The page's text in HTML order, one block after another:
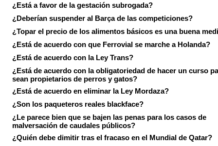
¿Está a favor de la gestación subrogada?
¿Deberían suspender al Barça de las competiciones?
¿Topar el precio de los alimentos básicos es una buena
¿Está de acuerdo con que Ferrovial se marche a Holanda?
¿Está de acuerdo con la Ley Trans?
¿Está de acuerdo con la obligatoriedad de hacer un curso
sean propietarios de perros y gatos?
¿Está de acuerdo en eliminar la Ley Mordaza?
¿Son los paqueteros reales blackface?
¿Le parece bien que se bajen las penas para los casos de
malversación de caudales públicos?
¿Quién debe dimitir tras el fracaso en el Mundial de Qatar?